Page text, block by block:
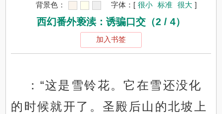
背景色： 字体： [ 很小 标准 很大 ]
西幻番外亵渎：诱骗口交（2 / 4）
加入书签
：“这是雪铃花。它在雪还没化
的时候就开了。圣殿后山的北坡上